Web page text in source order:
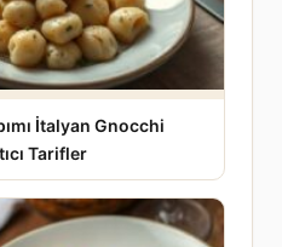
İtalyan Gnocchi
Tarifler